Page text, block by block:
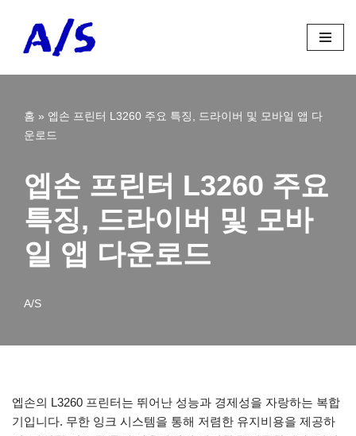
홈 » 엡손 프린터 L3260 주요 특징, 드라이버 및 모바일 앱 다
운로드
엡손 프린터 L3260 주요
특징, 드라이버 및 모바
일 앱 다운로드
A/S
엡손의 L3260 프린터는 뛰어난 성능과 경제성을 자랑하는 복합
기입니다. 무한 잉크 시스템을 통해 저렴한 유지비용을 제공하